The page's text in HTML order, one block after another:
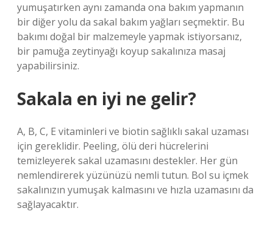
yumuşatırken aynı zamanda ona bakım yapmanın
bir diğer yolu da sakal bakım yağları seçmektir. Bu
bakımı doğal bir malzemeyle yapmak istiyorsanız,
bir pamuğa zeytinyağı koyup sakalınıza masaj
yapabilirsiniz.
Sakala en iyi ne gelir?
A, B, C, E vitaminleri ve biotin sağlıklı sakal uzaması
için gereklidir. Peeling, ölü deri hücrelerini
temizleyerek sakal uzamasını destekler. Her gün
nemlendirerek yüzünüzü nemli tutun. Bol su içmek
sakalınızın yumuşak kalmasını ve hızla uzamasını da
sağlayacaktır.